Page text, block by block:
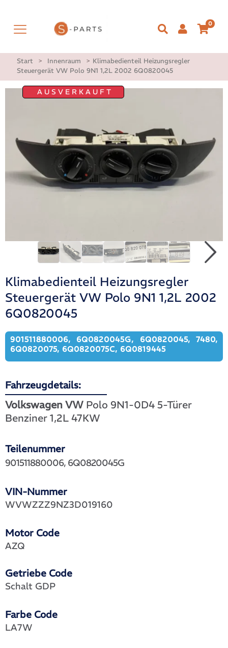
0
Start > Innenraum > Klimabedienteil Heizungsregler
Steuergerät VW Polo 9N1 1,2L 2002 6Q0820045
AUSVERKAUFT
Klimabedienteil Heizungsregler
Steuergerät VW Polo 9N1 1,2L 2002
6Q0820045
901511880006, 6Q0820045G, 6Q0820045, 7480,
6Q0820075, 6Q0820075C, 6Q0819445
Fahrzeugdetails:
Volkswagen VW Polo 9N1-0D4 5-Türer
Benziner 1,2L 47KW
Teilenummer
VIN-Nummer
901511880006, 6Q0820045G
WVWZZZ9NZ3D019160
Motor Code
Getriebe Code
AZQ
Schalt GDP
Farbe Code
LA7W